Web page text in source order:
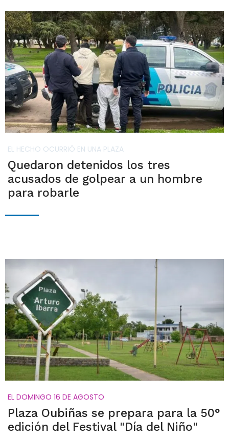
EL HECHO OCURRIÓ EN UNA PLAZA
Quedaron detenidos los tres
acusados de golpear a un hombre
para robarle
EL DOMINGO 16 DE AGOSTO
Plaza Oubiñas se prepara para la 50°
edición del Festival "Día del Niño"